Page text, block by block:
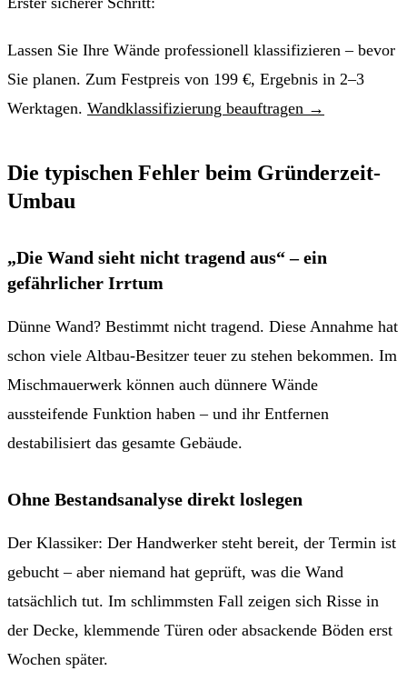
Lassen Sie Ihre Wände professionell klassifizieren – bevor
Sie planen. Zum Festpreis von 199 €, Ergebnis in 2–3
Werktagen. Wandklassifizierung beauftragen →
Die typischen Fehler beim Gründerzeit-
Umbau
„Die Wand sieht nicht tragend aus“ – ein
gefährlicher Irrtum
Dünne Wand? Bestimmt nicht tragend. Diese Annahme hat
schon viele Altbau-Besitzer teuer zu stehen bekommen. Im
Mischmauerwerk können auch dünnere Wände
aussteifende Funktion haben – und ihr Entfernen
destabilisiert das gesamte Gebäude.
Ohne Bestandsanalyse direkt loslegen
Der Klassiker: Der Handwerker steht bereit, der Termin ist
gebucht – aber niemand hat geprüft, was die Wand
tatsächlich tut. Im schlimmsten Fall zeigen sich Risse in
der Decke, klemmende Türen oder absackende Böden erst
Wochen später.